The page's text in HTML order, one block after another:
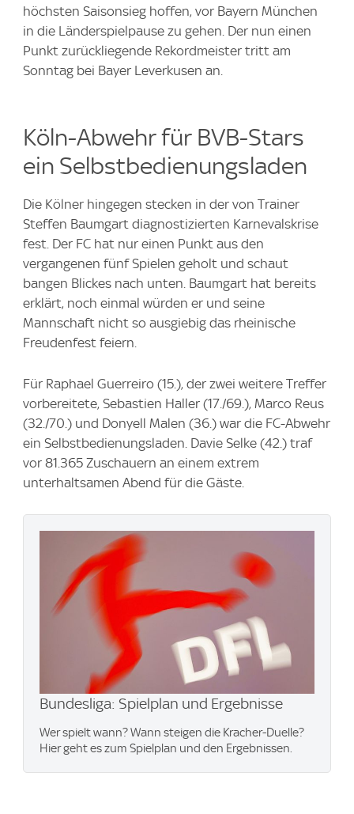
höchsten Saisonsieg hoffen, vor Bayern München
in die Länderspielpause zu gehen. Der nun einen
Punkt zurückliegende Rekordmeister tritt am
Sonntag bei Bayer Leverkusen an.
Köln-Abwehr für BVB-Stars
ein Selbstbedienungsladen
Die Kölner hingegen stecken in der von Trainer
Steffen Baumgart diagnostizierten Karnevalskrise
fest. Der FC hat nur einen Punkt aus den
vergangenen fünf Spielen geholt und schaut
bangen Blickes nach unten. Baumgart hat bereits
erklärt, noch einmal würden er und seine
Mannschaft nicht so ausgiebig das rheinische
Freudenfest feiern.
Für Raphael Guerreiro (15.), der zwei weitere Treffer
vorbereitete, Sebastien Haller (17./69.), Marco Reus
(32./70.) und Donyell Malen (36.) war die FC-Abwehr
ein Selbstbedienungsladen. Davie Selke (42.) traf
vor 81.365 Zuschauern an einem extrem
unterhaltsamen Abend für die Gäste.
Bundesliga: Spielplan und Ergebnisse
Wer spielt wann? Wann steigen die Kracher-Duelle?
Hier geht es zum Spielplan und den Ergebnissen.